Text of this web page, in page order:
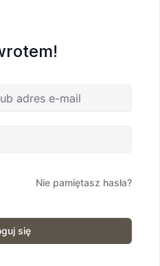
Nie pamiętasz hasła?
się